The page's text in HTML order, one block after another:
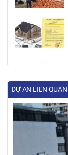
DỰ ÁN LIÊN QUAN